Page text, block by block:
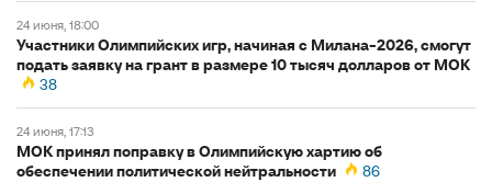
24 июня, 18:00
Участники Олимпийских игр, начиная с Милана-2026, смогут
подать заявку на грант в размере 10 тысяч долларов от МОК
38
24 июня, 17:13
МОК принял поправку в Олимпийскую хартию об
обеспечении политической нейтральности
86